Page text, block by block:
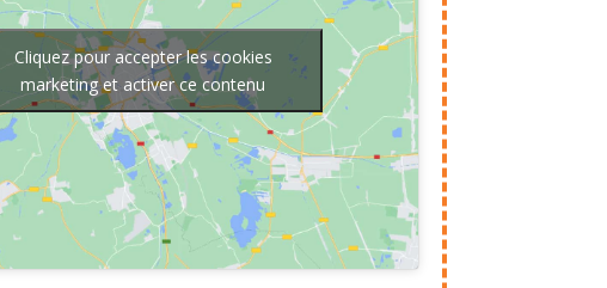
Cliquez pour accepter les cookies
marketing et activer ce contenu